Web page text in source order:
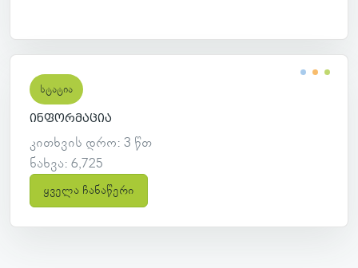
სტატია
ინფორმაცია
კითხვის დრო: 3 წთ
ნახვა: 6,725
ყველა ჩანაწერი